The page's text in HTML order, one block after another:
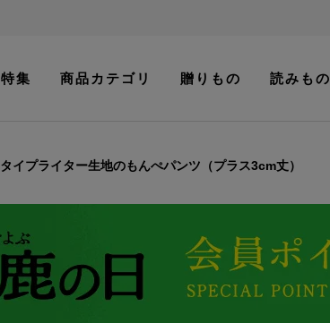
特集 商品カテゴリ 贈りもの 読みもの
タイプライター生地のもんぺパンツ（プラス3cm丈）